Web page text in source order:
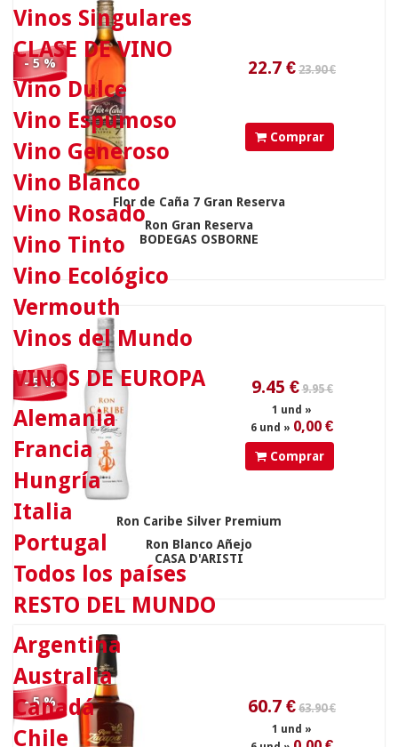
- 5 %
Comprar
Flor de Caña 7 Gran Reserva
Ron Gran Reserva
BODEGAS OSBORNE
- 5 %
Comprar
Ron Caribe Silver Premium
Ron Blanco Añejo
CASA D'ARISTI
- 5 %
60.7
63.90 €
Vinos Singulares
CLASE DE VINO
Vino Dulce
Vino Espumoso
Vino Generoso
Vino Blanco
Vino Rosado
Vino Tinto
Vino Ecológico
Vermouth
Vinos del Mundo
VINOS DE EUROPA
Alemania
Francia
Hungría
Italia
Portugal
Todos los países
RESTO DEL MUNDO
Argentina
Australia
Canadá
Chile